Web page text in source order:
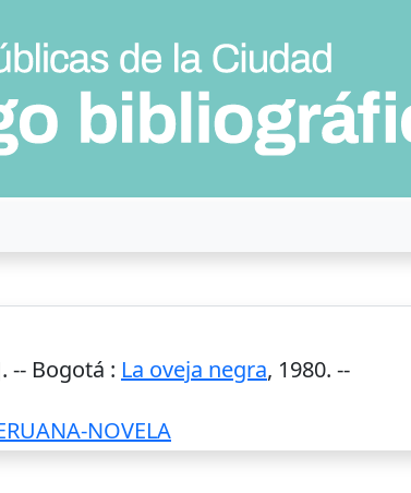
-- Bogotá : La oveja negra, 1980. --
NOVELA